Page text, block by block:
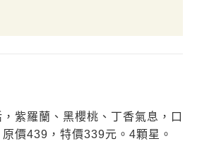
紫羅蘭、黑櫻桃、丁香氣息，口
價439，特價339元。4顆星。